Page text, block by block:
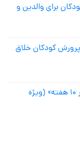
برای والدین و
کودکان خلاق
دوره آموزش مجازی «خلاقیت در ۱۰ هفته» (ویژه